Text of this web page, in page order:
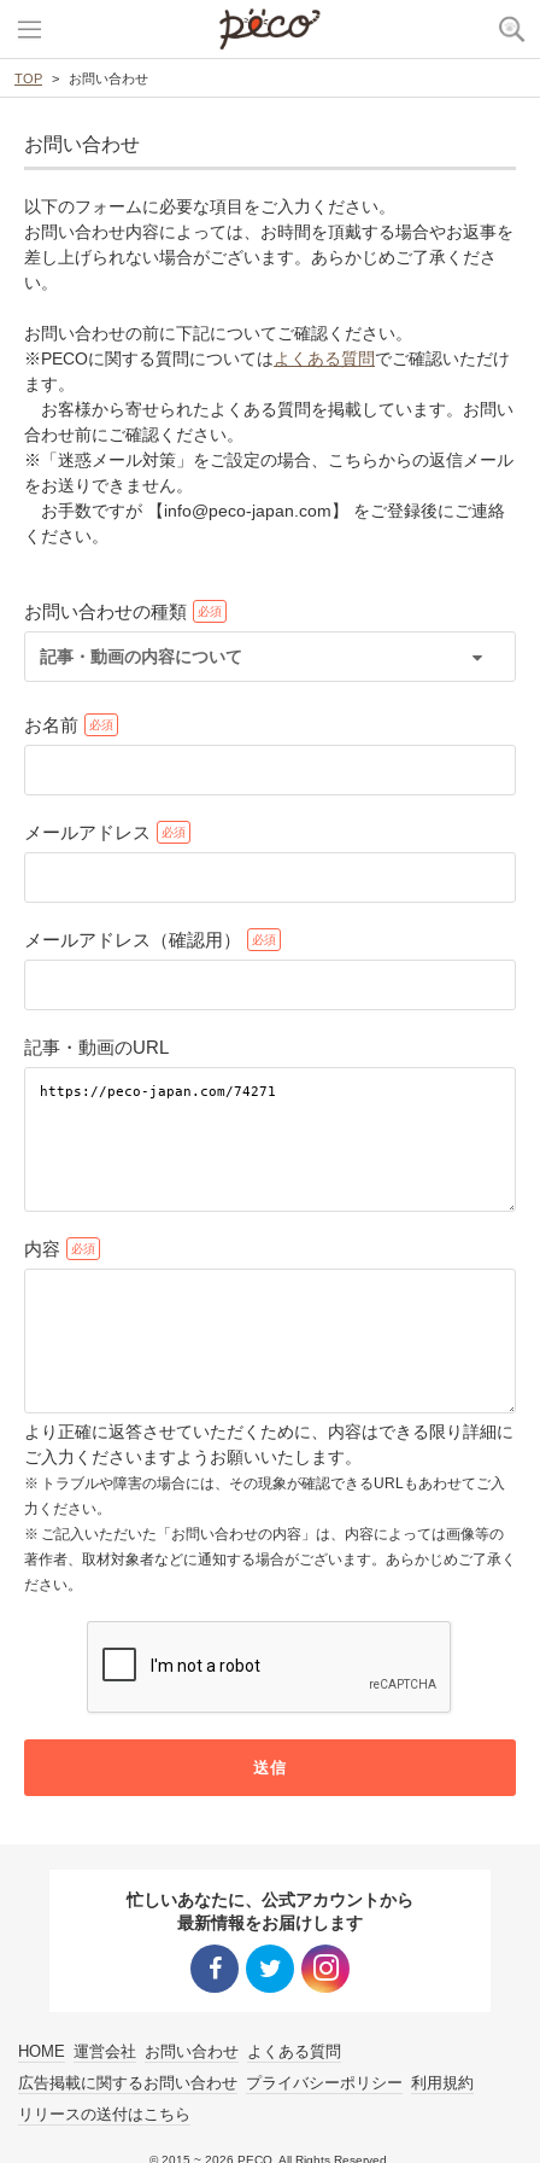
TOP お問い合わせ
お問い合わせ
以下のフォームに必要な項目をご入力ください。
お問い合わせ内容によっては、お時間を頂戴する場合やお返事を
差し上げられない場合がございます。あらかじめご了承くださ
い。
お問い合わせの前に下記についてご確認ください。
※PECOに関する質問についてはよくある質問でご確認いただけ
ます。
お客様から寄せられたよくある質問を掲載しています。お問い
合わせ前にご確認ください。
※「迷惑メール対策」をご設定の場合、こちらからの返信メール
をお送りできません。
お手数ですが 【info@peco-japan.com】 をご登録後にご連絡
ください。
お問い合わせの種類
記事・動画の内容について
お名前
メールアドレス
メールアドレス（確認用）
記事・動画のURL
内容
より正確に返答させていただくために、内容はできる限り詳細に
ご入力くださいますようお願いいたします。
トラブルや障害の場合には、その現象が確認できるURLもあわせてご入
力ください。
ご記入いただいた「お問い合わせの内容」は、内容によっては画像等の
著作者、取材対象者などに通知する場合がございます。あらかじめご了承く
ださい。
送信
忙しいあなたに、公式アカウントから
最新情報をお届けします
HOME 運営会社 お問い合わせ よくある質問
広告掲載に関するお問い合わせ プライバシーポリシー 利用規約
リリースの送付はこちら
© 2015 ~ 2026 PECO. All Rights Reserved.
アプリで開く